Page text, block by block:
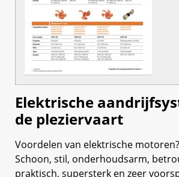
Elektrische
de pleziervaart
Voordelen van elektrische
Schoon, stil, onderhoudsarm,
praktisch, supersterk en zeer